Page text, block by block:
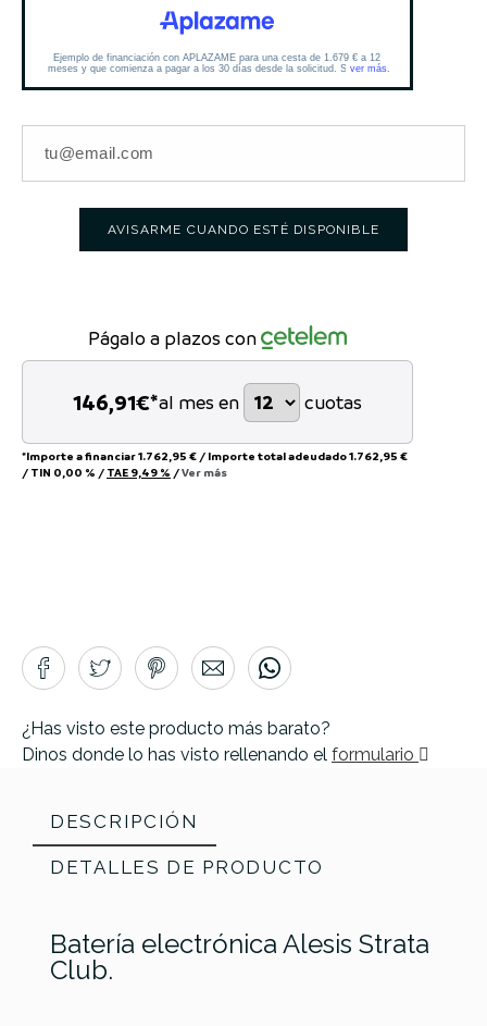
AVISARME CUANDO ESTÉ DISPONIBLE
Págalo a plazos con
146,91€*al mes en cuotas
*Importe a financiar1.762,95 € / Importe total adeudado1.762,95 €
/ TIN 0,00 % / TAE 9,49 % /Ver más
¿Has visto este producto más barato?
Dinos donde lo has visto rellenando el formulario
DESCRIPCIÓN
DETALLES DE PRODUCTO
Batería electrónica Alesis Strata
Club.